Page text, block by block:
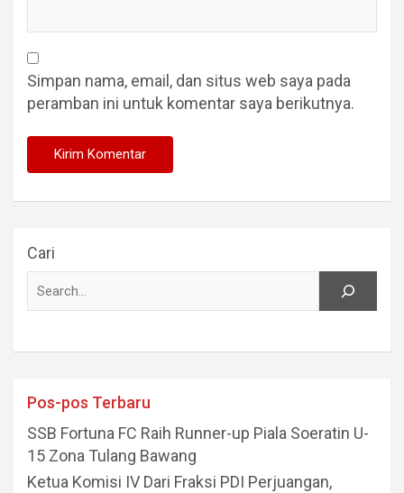
Simpan nama, email, dan situs web saya pada
peramban ini untuk komentar saya berikutnya.
Cari
Pos-pos Terbaru
SSB Fortuna FC Raih Runner-up Piala Soeratin U-
15 Zona Tulang Bawang
Ketua Komisi IV Dari Fraksi PDI Perjuangan,